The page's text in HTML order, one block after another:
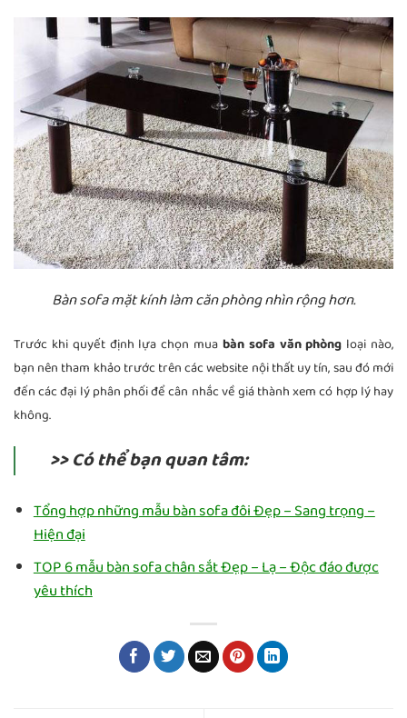
Bàn sofa mặt kính làm căn phòng nhìn rộng hơn.
Trước khi quyết định lựa chọn mua bàn sofa văn phòng loại nào,
bạn nên tham khảo trước trên các website nội thất uy tín, sau đó mới
đến các đại lý phân phối để cân nhắc về giá thành xem có hợp lý hay
không.
>> Có thể bạn quan tâm:
Tổng hợp những mẫu bàn sofa đôi Đẹp – Sang trọng –
Hiện đại
TOP 6 mẫu bàn sofa chân sắt Đẹp – Lạ – Độc đáo được
yêu thích